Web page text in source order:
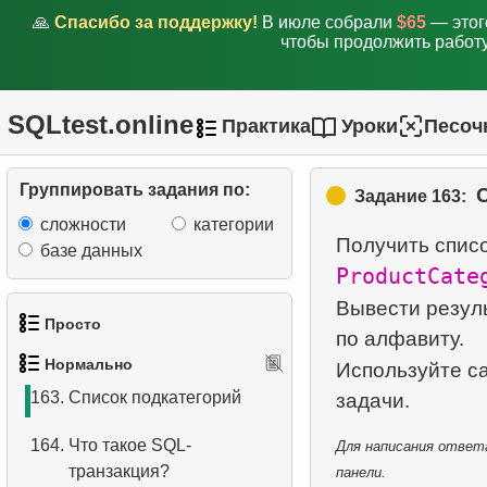
🙏 Спасибо за поддержку! В июле собрали $65 —
чтобы продолжить
SQLtest.online Практика Уроки
Группировать задания по:
сложности
категории
базе данных
Просто
Имена актёров
Нормально
159.Крупнейшие штаты по
численности населения
160.Что такое
материализованное
представление?
163. Список подкатегорий
164. Что такое SQL-
транзакция?
Задание 163:
Получить
Вывести
по алфавиту.
Используйте
Для написания
панели.